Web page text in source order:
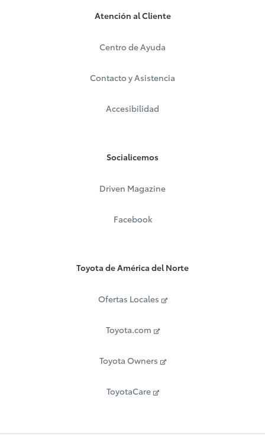
Atención al Cliente
Centro de Ayuda
Contacto y Asistencia
Accesibilidad
Socialicemos
Driven Magazine
Facebook
Toyota de América del Norte
Ofertas Locales
Toyota.com
Toyota Owners
ToyotaCare